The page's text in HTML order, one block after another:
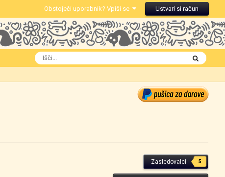
Obstoječi uporabnik? Vpiši se Ustvari si račun
Zasledovalci 5